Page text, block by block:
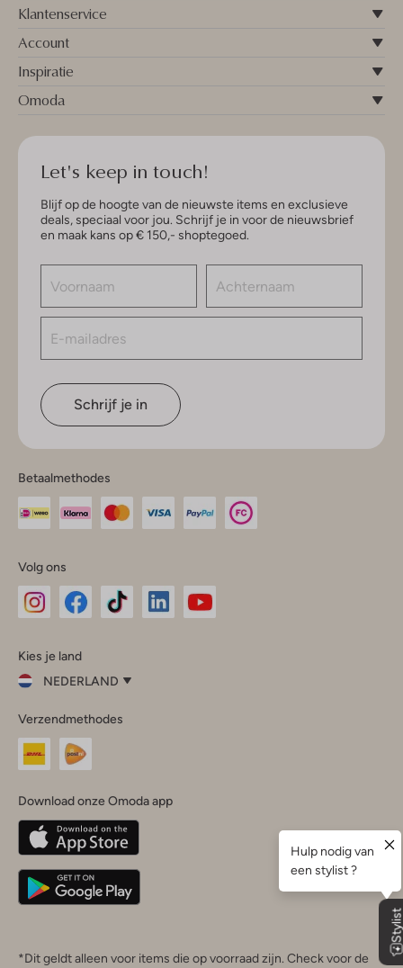
Klantenservice
Account
Inspiratie
Omoda
Let's keep in touch!
Blijf op de hoogte van de nieuwste items en exclusieve
deals, speciaal voor jou. Schrijf je in voor de nieuwsbrief
en maak kans op € 150,- shoptegoed.
Schrijf je in
Betaalmethodes
Volg ons
InstagramFacebook
Kies je land
NEDERLAND
je
land
Nederland
Belgique(Français)
Deutschland
Verzendmethodes
Download onze Omoda app
*Dit geldt alleen voor items die op voorraad zijn. Check voor de